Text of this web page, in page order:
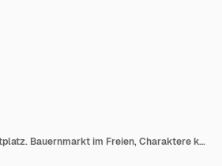
Street Food Marktplatz. Bauernmarkt im Freien, Charaktere kaufen und verkaufen Gemüse, Brot, Blumen und andere Produkte, Straßeneinkaufshandelsillustration. Lokale Kioske, Verkaufsstände für Lebensmittel